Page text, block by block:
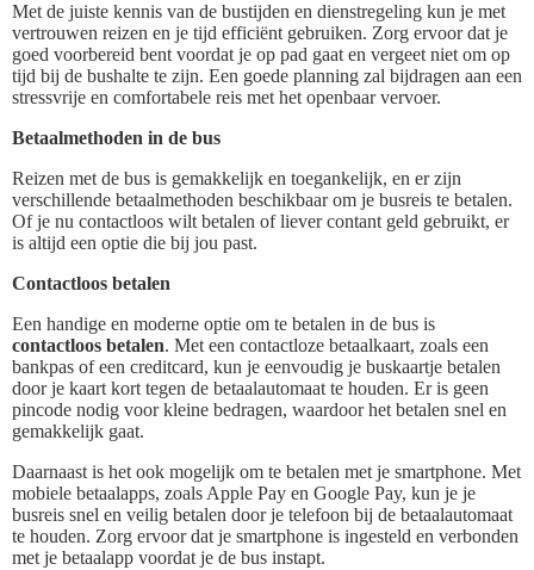
Met de juiste kennis van de bustijden en dienstregeling kun je met
vertrouwen reizen en je tijd efficiënt gebruiken. Zorg ervoor dat je
goed voorbereid bent voordat je op pad gaat en vergeet niet om op
tijd bij de bushalte te zijn. Een goede planning zal bijdragen aan een
stressvrije en comfortabele reis met het openbaar vervoer.
Betaalmethoden in de bus
Reizen met de bus is gemakkelijk en toegankelijk, en er zijn
verschillende betaalmethoden beschikbaar om je busreis te betalen.
Of je nu contactloos wilt betalen of liever contant geld gebruikt, er
is altijd een optie die bij jou past.
Contactloos betalen
Een handige en moderne optie om te betalen in de bus is
contactloos betalen. Met een contactloze betaalkaart, zoals een
bankpas of een creditcard, kun je eenvoudig je buskaartje betalen
door je kaart kort tegen de betaalautomaat te houden. Er is geen
pincode nodig voor kleine bedragen, waardoor het betalen snel en
gemakkelijk gaat.
Daarnaast is het ook mogelijk om te betalen met je smartphone. Met
mobiele betaalapps, zoals Apple Pay en Google Pay, kun je je
busreis snel en veilig betalen door je telefoon bij de betaalautomaat
te houden. Zorg ervoor dat je smartphone is ingesteld en verbonden
met je betaalapp voordat je de bus instapt.